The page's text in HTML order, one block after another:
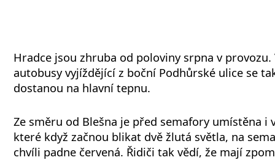
Hradce jsou zhruba od poloviny srpna v provozu.
autobusy vyjíždějící z boční Podhůrské ulice se
dostanou na hlavní tepnu.
Ze směru od Blešna je před semafory umístěna i
které když začnou blikat dvě žlutá světla, na
chvíli padne červená. Řidiči tak vědí, že mají